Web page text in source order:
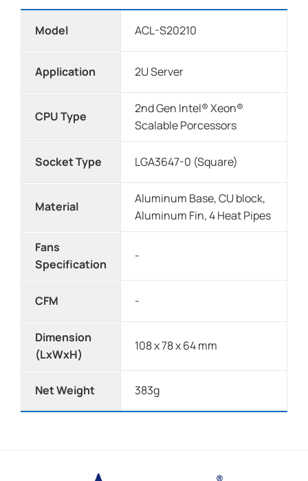
Model ACL-S20210
Application 2U Server
CPU Type
2nd Gen Intel® Xeon®
Scalable Porcessors
Socket Type LGA3647-0 (Square)
Material
Aluminum Base, CU block,
Aluminum Fin, 4 Heat Pipes
Fans
Specification
-
CFM -
Dimension
(LxWxH)
108 x 78 x 64 mm
Net Weight 383g